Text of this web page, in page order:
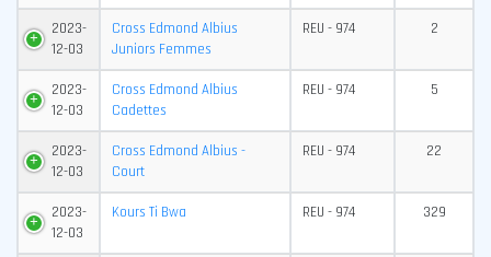
2023-
12-03
Cross Edmond Albius
Juniors Femmes
REU - 974 2
2023-
12-03
Cross Edmond Albius
Cadettes
REU - 974 5
2023-
12-03
Cross Edmond Albius -
Court
REU - 974 22
2023-
12-03
Kours Ti Bwa REU - 974 329